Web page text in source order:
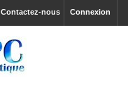
Connexion
Contactez-nous